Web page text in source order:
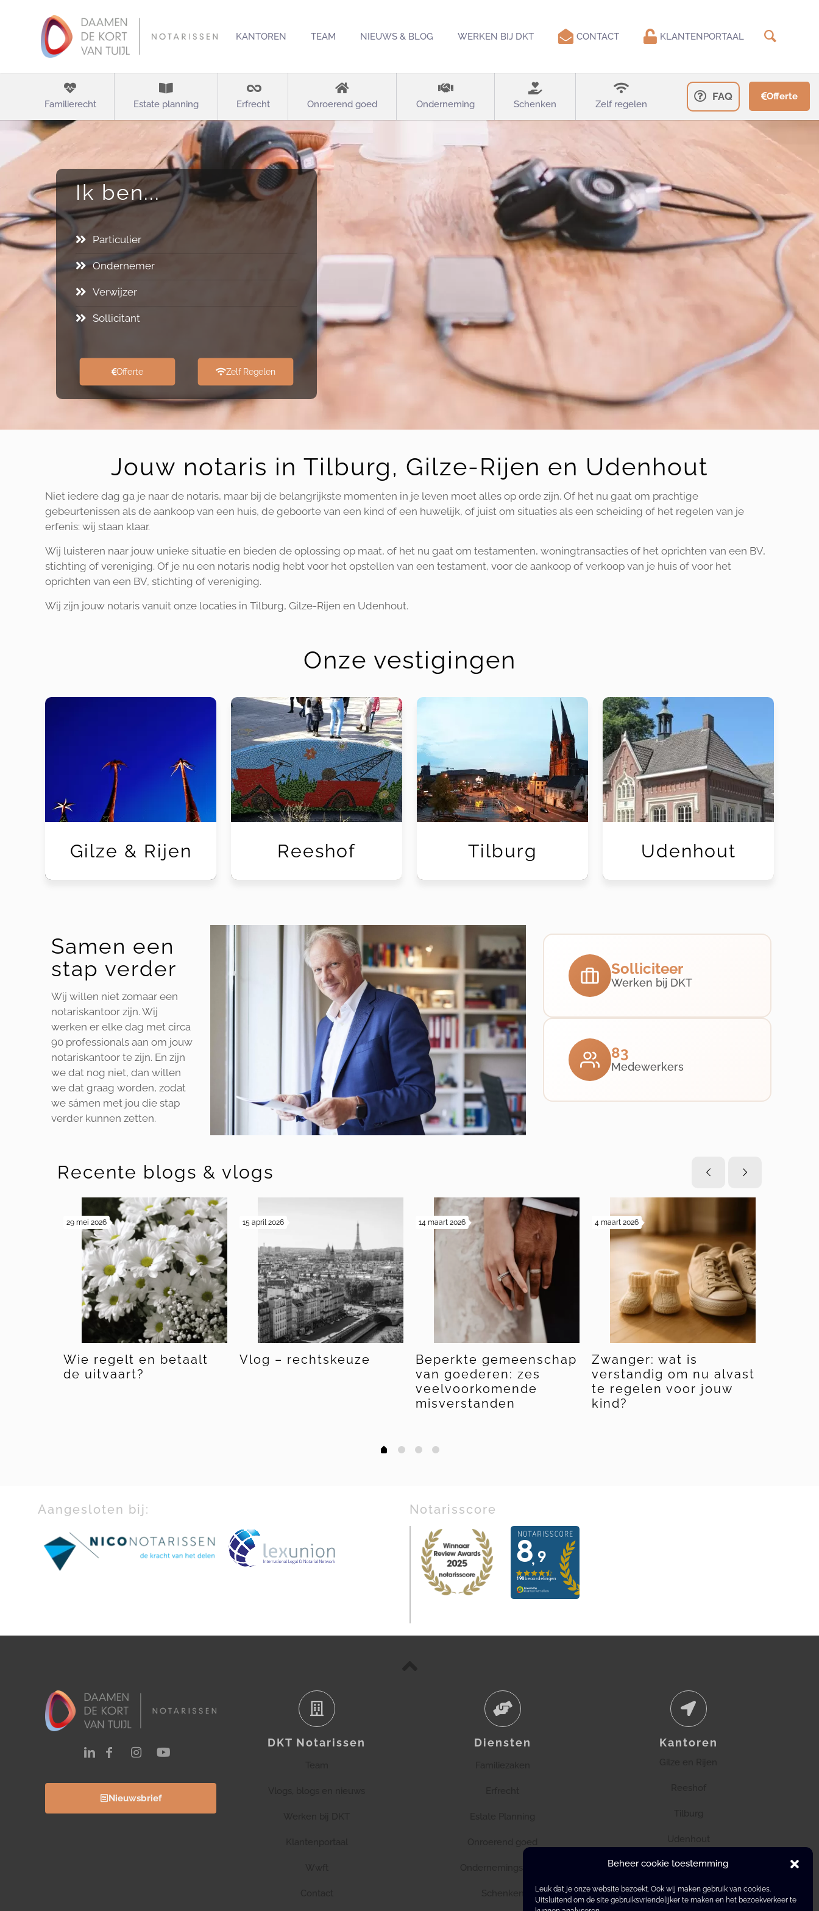
Beheer cookie toestemming
Leuk dat je onze website bezoekt. Ook wij maken gebruik van cookies.
Uitsluitend om de site gebruiksvriendelijker te maken en het bezoekverkeer te
KANTOREN TEAM NIEUWS & BLOG WERKEN BIJ DKT CONTACT KLANTENPORTAAL
Familierecht Estate planning Erfrecht Onroerend goed Onderneming Schenken Zelf regelen
FAQ Offerte
Ik ben...
Particulier
Ondernemer
Verwijzer
Sollicitant
Offerte Zelf Regelen
Jouw notaris in Tilburg, Gilze-Rijen en Udenhout
Niet iedere dag ga je naar de notaris, maar bij de belangrijkste momenten in je leven moet alles op orde zijn. Of het nu gaat om prachtige
gebeurtenissen als de aankoop van een huis, de geboorte van een kind of een huwelijk, of juist om situaties als een scheiding of het regelen van je
erfenis: wij staan klaar.
Wij luisteren naar jouw unieke situatie en bieden de oplossing op maat, of het nu gaat om testamenten, woningtransacties of het oprichten van een BV,
stichting of vereniging. Of je nu een notaris nodig hebt voor het opstellen van een testament, voor de aankoop of verkoop van je huis of voor het
oprichten van een BV, stichting of vereniging.
Wij zijn jouw notaris vanuit onze locaties in Tilburg, Gilze-Rijen en Udenhout.
Onze vestigingen
Gilze & Rijen Reeshof Tilburg Udenhout
Samen een
stap verder
Wij willen niet zomaar een
notariskantoor zijn. Wij
werken er elke dag met circa
90 professionals aan om jouw
notariskantoor te zijn. En zijn
we dat nog niet, dan willen
we dat graag worden, zodat
we sámen met jou die stap
verder kunnen zetten.
Solliciteer
Werken bij DKT
83
Medewerkers
Recente blogs & vlogs
29 mei 2026
Wie regelt en betaalt
de uitvaart?
15 april 2026
Vlog – rechtskeuze
14 maart 2026
Beperkte gemeenschap
van goederen: zes
veelvoorkomende
misverstanden
4 maart 2026
Zwanger: wat is
verstandig om nu alvast
te regelen voor jouw
kind?
0 1 2 3
Aangesloten bij: Notarisscore
Nieuwsbrief
DKT Notarissen Diensten Kantoren